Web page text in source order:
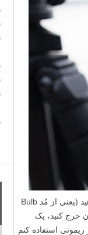
اگر قصد دارید از رد ستارگان عکاسی کنید یا نوردهی های طولانی تر از ۳۰ ثانیه انجام دهید (یعنی از مُد Bulb
خرج کنید، یک
استفاده کنم